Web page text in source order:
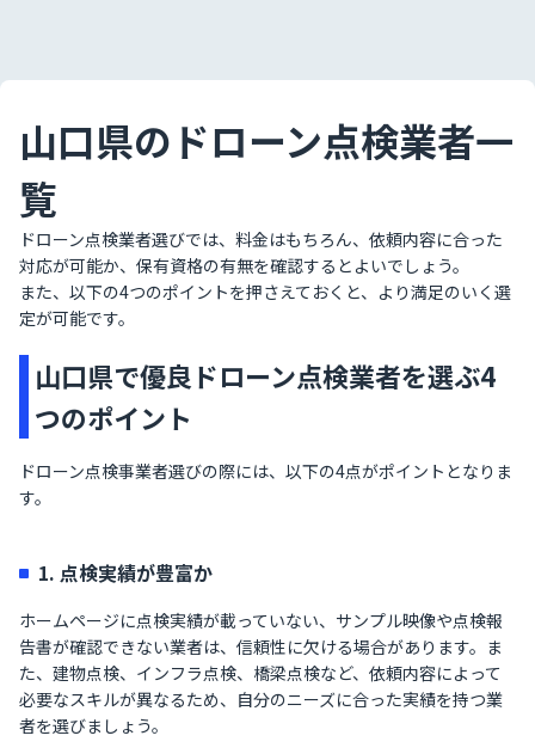
山口県のドローン点検業者一
覧
ドローン点検業者選びでは、料金はもちろん、依頼内容に合った
対応が可能か、保有資格の有無を確認するとよいでしょう。
また、以下の4つのポイントを押さえておくと、より満足のいく選
定が可能です。
山口県で優良ドローン点検業者を選ぶ4
つのポイント
ドローン点検事業者選びの際には、以下の4点がポイントとなりま
す。
1. 点検実績が豊富か
ホームページに点検実績が載っていない、サンプル映像や点検報
告書が確認できない業者は、信頼性に欠ける場合があります。ま
た、建物点検、インフラ点検、橋梁点検など、依頼内容によって
必要なスキルが異なるため、自分のニーズに合った実績を持つ業
者を選びましょう。